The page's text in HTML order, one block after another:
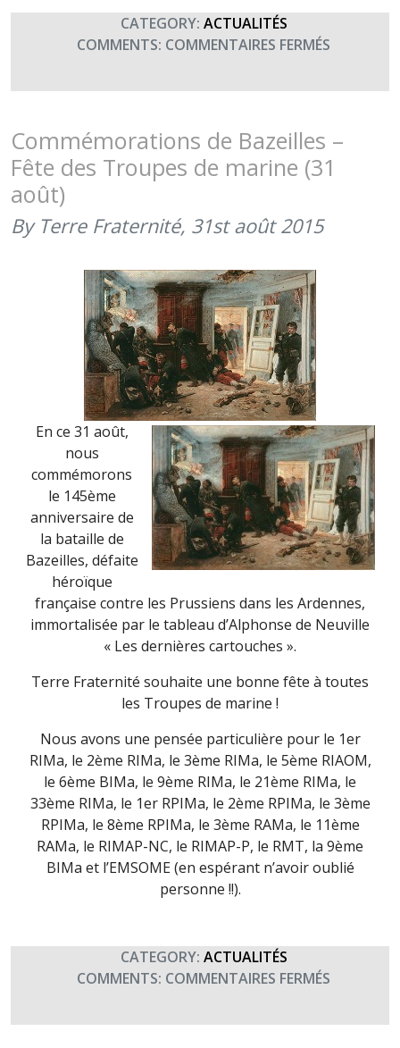
CATEGORY: ACTUALITÉS
COMMENTS: COMMENTAIRES FERMÉS
MAURICE
Commémorations de Bazeilles –
Fête des Troupes de marine (31
août)
By Terre Fraternité, 31st août 2015
En ce 31 août,
nous
commémorons
le 145ème
anniversaire de
la bataille de
Bazeilles, défaite
héroïque
française contre les Prussiens dans les Ardennes,
immortalisée par le tableau d’Alphonse de Neuville
« Les dernières cartouches ».
Terre Fraternité souhaite une bonne fête à toutes
les Troupes de marine !
Nous avons une pensée particulière pour le 1er
RIMa, le 2ème RIMa, le 3ème RIMa, le 5ème RIAOM,
le 6ème BIMa, le 9ème RIMa, le 21ème RIMa, le
33ème RIMa, le 1er RPIMa, le 2ème RPIMa, le 3ème
RPIMa, le 8ème RPIMa, le 3ème RAMa, le 11ème
RAMa, le RIMAP-NC, le RIMAP-P, le RMT, la 9ème
BIMa et l’EMSOME (en espérant n’avoir oublié
personne !!).
CATEGORY: ACTUALITÉS
COMMENTS: COMMENTAIRES FERMÉS
DE